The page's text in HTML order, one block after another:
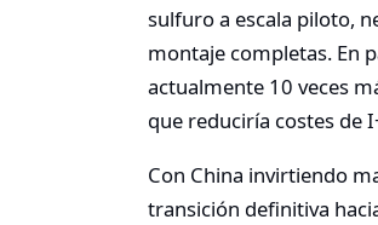
sulfuro a escala piloto,
montaje completas. En
actualmente 10 veces
que reduciría costes de
Con China invirtiendo
transición definitiva